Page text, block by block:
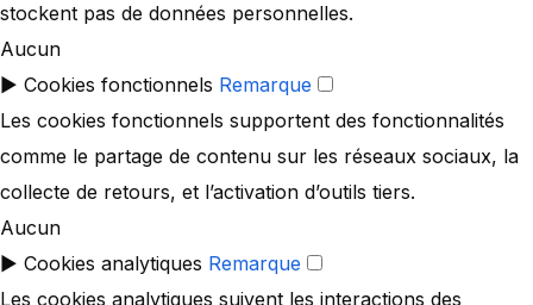
stockent pas de données personnelles.
Aucun
► Cookies fonctionnels Remarque
Les cookies fonctionnels supportent des fonctionnalités
comme le partage de contenu sur les réseaux sociaux, la
collecte de retours, et l’activation d’outils tiers.
Aucun
► Cookies analytiques Remarque
Les cookies analytiques suivent les interactions des